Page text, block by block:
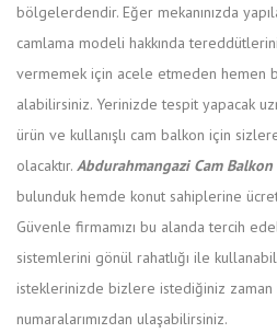
bölgelerdendir. Eğer mekanınızda
camlama modeli hakkında
vermemek için acele etmeden hemen
alabilirsiniz. Yerinizde tespit yapacak
ürün ve kullanışlı cam balkon için
olacaktır. Abdurahmangazi Cam Balkon
bulunduk hemde konut sahiplerine
Güvenle firmamızı bu alanda tercih
sistemlerini gönül rahatlığı ile
isteklerinizde bizlere istediğiniz
numaralarımızdan ulaşabilirsiniz.